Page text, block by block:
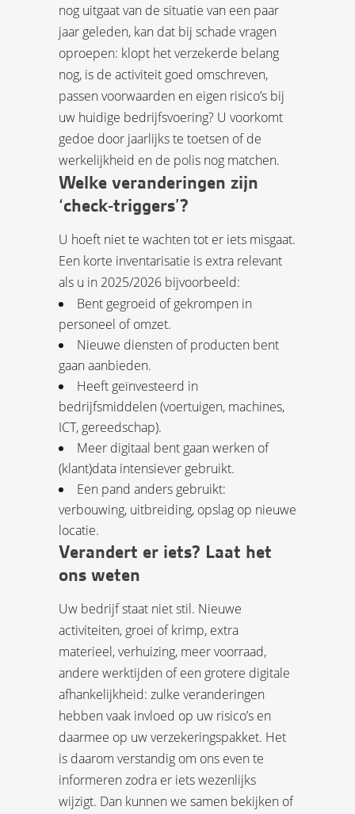
nog uitgaat van de situatie van een paar
jaar geleden, kan dat bij schade vragen
oproepen: klopt het verzekerde belang
nog, is de activiteit goed omschreven,
passen voorwaarden en eigen risico’s bij
uw huidige bedrijfsvoering? U voorkomt
gedoe door jaarlijks te toetsen of de
werkelijkheid en de polis nog matchen.
Welke veranderingen zijn
‘check-triggers’?
U hoeft niet te wachten tot er iets misgaat.
Een korte inventarisatie is extra relevant
als u in 2025/2026 bijvoorbeeld:
Bent gegroeid of gekrompen in
personeel of omzet.
Nieuwe diensten of producten bent
gaan aanbieden.
Heeft geïnvesteerd in
bedrijfsmiddelen (voertuigen, machines,
ICT, gereedschap).
Meer digitaal bent gaan werken of
(klant)data intensiever gebruikt.
Een pand anders gebruikt:
verbouwing, uitbreiding, opslag op nieuwe
locatie.
Verandert er iets? Laat het
ons weten
Uw bedrijf staat niet stil. Nieuwe
activiteiten, groei of krimp, extra
materieel, verhuizing, meer voorraad,
andere werktijden of een grotere digitale
afhankelijkheid: zulke veranderingen
hebben vaak invloed op uw risico’s en
daarmee op uw verzekeringspakket. Het
is daarom verstandig om ons even te
informeren zodra er iets wezenlijks
wijzigt. Dan kunnen we samen bekijken of